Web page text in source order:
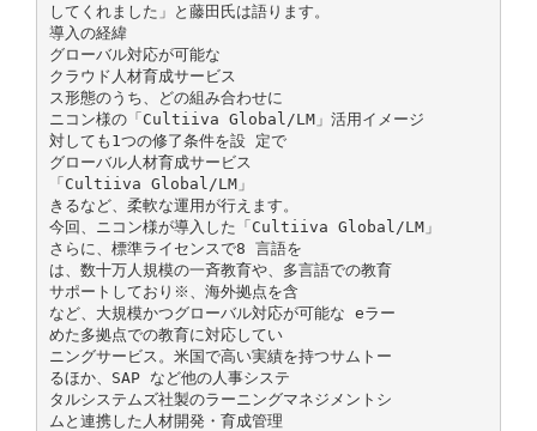
してくれました」と藤田氏は語ります。
導入の経緯
グローバル対応が可能な
クラウド人材育成サービス
ス形態のうち、どの組み合わせに
ニコン様の「Cultiiva Global/LM」活用イメージ
対しても1つの修了条件を設 定で
グローバル人材育成サービス
「Cultiiva Global/LM」
きるなど、柔軟な運用が行えます。
今回、ニコン様が導入した「Cultiiva Global/LM」
さらに、標準ライセンスで8 言語を
は、数十万人規模の一斉教育や、多言語での教育
サポートしており※、海外拠点を含
など、大規模かつグローバル対応が可能な eラー
めた多拠点での教育に対応してい
ニングサービス。米国で高い実績を持つサムトー
るほか、SAP など他の人事システ
タルシステムズ社製のラーニングマネジメントシ
ムと連携した人材開発・育成管理